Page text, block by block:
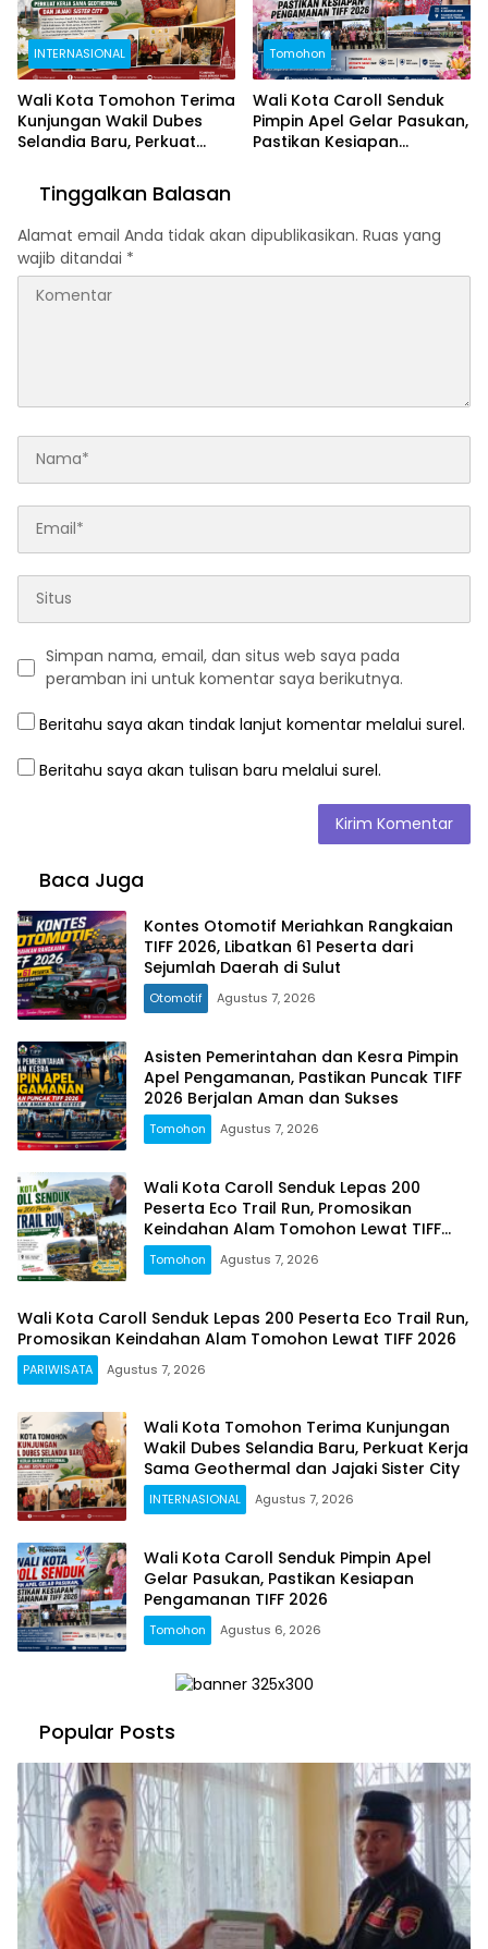
INTERNASIONAL
Wali Kota Tomohon Terima
Kunjungan Wakil Dubes
Selandia Baru, Perkuat
dan Jajaki Sister City
Tomohon
Wali Kota Caroll Senduk
Pimpin Apel Gelar Pasukan,
Pastikan Kesiapan
Tinggalkan Balasan
Alamat email Anda tidak akan dipublikasikan. Ruas yang
wajib ditandai *
Simpan nama, email, dan situs web saya pada
peramban ini untuk komentar saya berikutnya.
Beritahu saya akan tindak lanjut komentar melalui surel.
Beritahu saya akan tulisan baru melalui surel.
Baca Juga
Kontes Otomotif Meriahkan Rangkaian
TIFF 2026, Libatkan 61 Peserta dari
Sejumlah Daerah di Sulut
Otomotif Agustus 7, 2026
Asisten Pemerintahan dan Kesra Pimpin
Apel Pengamanan, Pastikan Puncak TIFF
2026 Berjalan Aman dan Sukses
Tomohon Agustus 7, 2026
Wali Kota Caroll Senduk Lepas 200
Peserta Eco Trail Run, Promosikan
Keindahan Alam Tomohon Lewat TIFF
2026
Tomohon Agustus 7, 2026
Wali Kota Caroll Senduk Lepas 200 Peserta Eco Trail Run,
Promosikan Keindahan Alam Tomohon Lewat TIFF 2026
PARIWISATA Agustus 7, 2026
Wali Kota Tomohon Terima Kunjungan
Wakil Dubes Selandia Baru, Perkuat Kerja
Sama Geothermal dan Jajaki Sister City
INTERNASIONAL Agustus 7, 2026
Wali Kota Caroll Senduk Pimpin Apel
Gelar Pasukan, Pastikan Kesiapan
Pengamanan TIFF 2026
Tomohon Agustus 6, 2026
Popular Posts